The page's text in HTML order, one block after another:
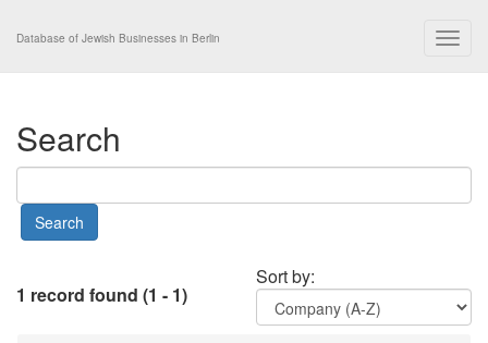
Database of Jewish Businesses in Berlin
Search
Sort by:
1 record found (1 - 1)